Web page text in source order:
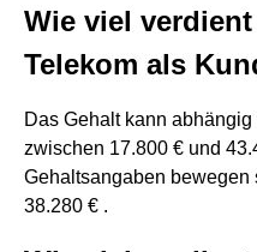
Wie viel
Telekom als
Das Gehalt kann
zwischen 17.800 € und
Gehaltsangaben bewegen
38.280 € .